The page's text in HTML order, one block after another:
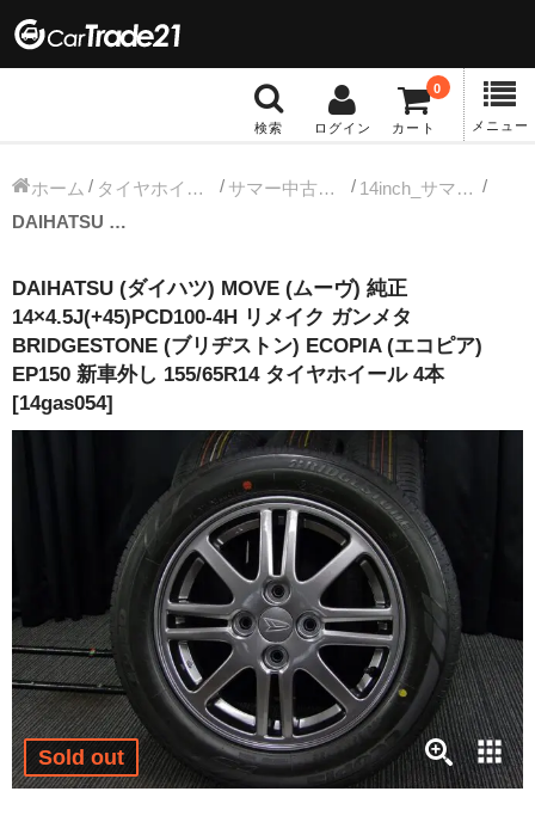
検索 ログイン カート
0
メニュー
冬タイヤホイール
13インチ：冬タイヤホイール
14インチ：冬タイヤホイール
15インチ：冬タイヤホイール
16インチ：冬タイヤホイール
17インチ：冬タイヤホイール
18インチ：冬タイヤホイール
19インチ：冬タイヤホイール
20インチ：冬タイヤホイール
夏タイヤホイール
ホーム タイヤホイールセット サマー中古タイヤホイール
14inch_サマー中古タイヤホイール
DAIHATSU (ダイハツ) MOVE (ムーヴ) 純正 14×4.5J(+45)PCD100-4H リメイク ガンメタ BRIDGESTONE (ブリヂストン) ECOPIA (エコピア) EP150 新車外し 155/65R14 タイヤホイール 4本 [14gas054]
DAIHATSU (ダイハツ) MOVE (ムーヴ) 純正
14×4.5J(+45)PCD100-4H リメイク ガンメタ
BRIDGESTONE (ブリヂストン) ECOPIA (エコピア)
EP150 新車外し 155/65R14 タイヤホイール 4本
[14gas054]
Sold out